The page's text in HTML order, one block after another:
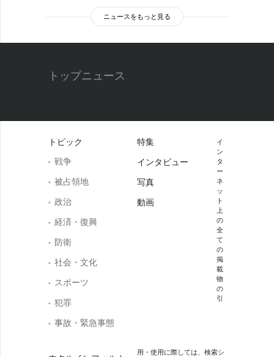
ニュースをもっと見る
トップニュース
トピック
戦争
被占領地
政治
経済・復興
防衛
社会・文化
スポーツ
犯罪
事故・緊急事態
特集
インタビュー
写真
動画
イ
ン
タ
ー
ネ
ッ
ト
上
の
全
て
の
掲
載
物
の
引
用・使用に際しては、検索シ